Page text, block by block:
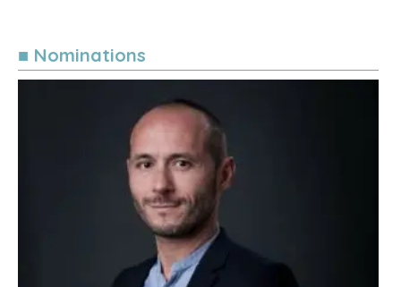
■ Nominations